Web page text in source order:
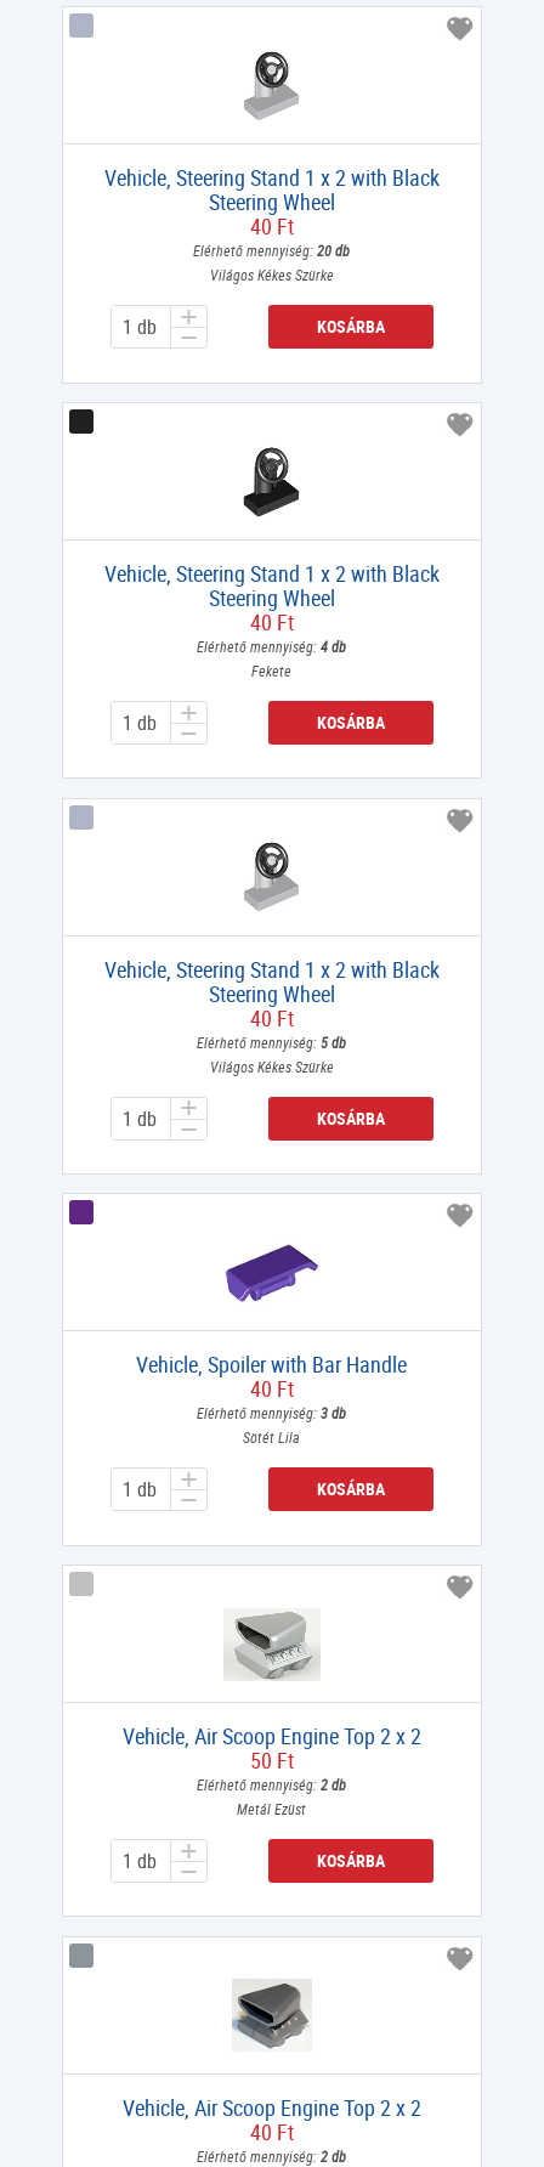
Vehicle, Steering Stand 1 x 2 with Black
Steering Wheel
40 Ft
Elérhető mennyiség:20 db
Világos Kékes Szürke
KOSÁRBA
Vehicle, Steering Stand 1 x 2 with Black
Steering Wheel
40 Ft
Elérhető mennyiség:4 db
Fekete
KOSÁRBA
Vehicle, Steering Stand 1 x 2 with Black
Steering Wheel
40 Ft
Elérhető mennyiség:5 db
Világos Kékes Szürke
KOSÁRBA
Vehicle, Spoiler with Bar Handle
40 Ft
Elérhető mennyiség:3 db
Sötét Lila
KOSÁRBA
Vehicle, Air Scoop Engine Top 2 x 2
50 Ft
Elérhető mennyiség:2 db
Metál Ezüst
KOSÁRBA
Vehicle, Air Scoop Engine Top 2 x 2
40 Ft
Elérhető mennyiség:2 db